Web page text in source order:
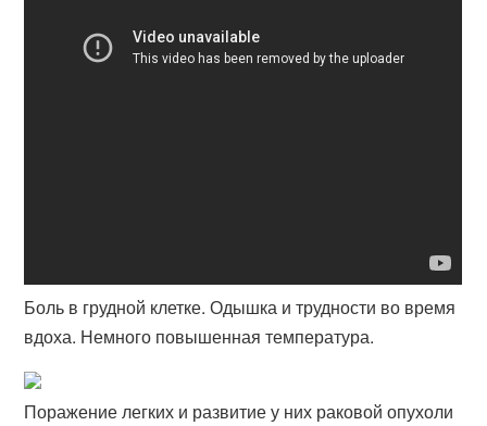
Боль в грудной клетке. Одышка и трудности во время
вдоха. Немного повышенная температура.
Поражение легких и развитие у них раковой опухоли